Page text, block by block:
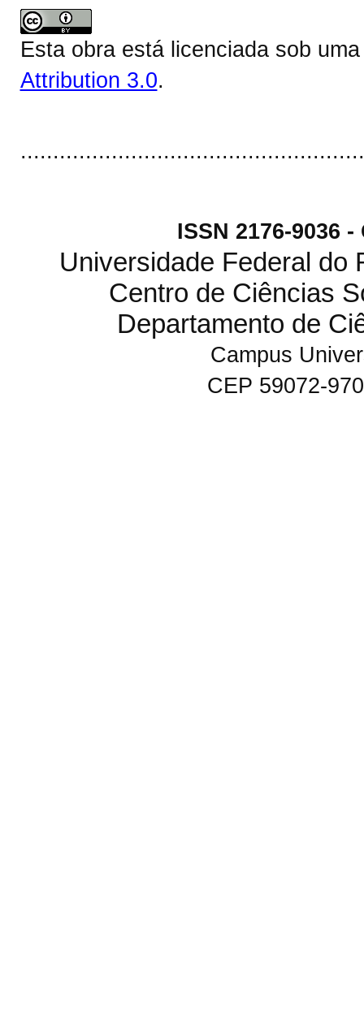
Esta obra está licenciada sob
Attribution 3.0.
ISSN 2176-9036
Universidade Federal do
Centro de Ciências
Departamento de
Campus
CEP 59072-